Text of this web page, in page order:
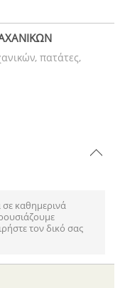
πατάτες,
σε καθημερινά
τον δικό σας